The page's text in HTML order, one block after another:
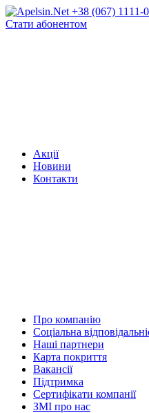
+38 (067) 1111-
Стати абонентом
Акції
Новини
Контакти
Про компанію
Соціальна
Наші партнери
Карта покриття
Вакансії
Підтримка
Сертифікати компанії
ЗМІ про нас